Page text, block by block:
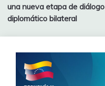
una nueva etapa de diálogo
diplomático bilateral